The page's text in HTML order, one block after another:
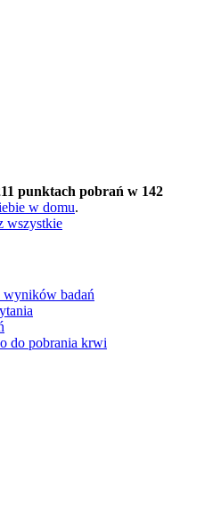
punktach pobrań w 142
w domu.
wszystkie
wyników badań
do pobrania krwi